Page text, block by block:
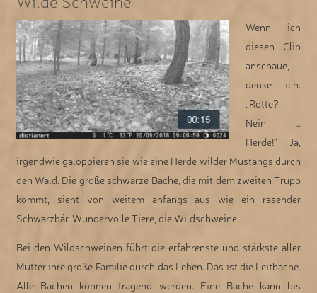
Wenn ich
diesen Clip
anschaue,
denke ich:
„Rotte?
Nein …
Herde!“ Ja,
irgendwie galoppieren sie wie eine Herde wilder Mustangs durch
den Wald. Die große schwarze Bache, die mit dem zweiten Trupp
kommt, sieht von weitem anfangs aus wie ein rasender
Schwarzbär. Wundervolle Tiere, die Wildschweine.
Bei den Wildschweinen führt die erfahrenste und stärkste aller
Mütter ihre große Familie durch das Leben. Das ist die Leitbache.
Alle Bachen können tragend werden. Eine Bache kann bis